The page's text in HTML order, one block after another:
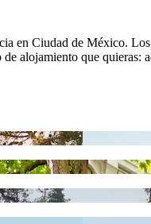
en Ciudad de México.
alojamiento que quieras: